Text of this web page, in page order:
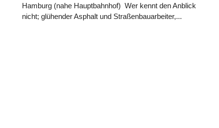
Hamburg (nahe Haupt­bahn­hof) Wer kennt den Anblick
nicht; glü­hen­der Asphalt und Stra­ßen­bau­ar­bei­ter,...